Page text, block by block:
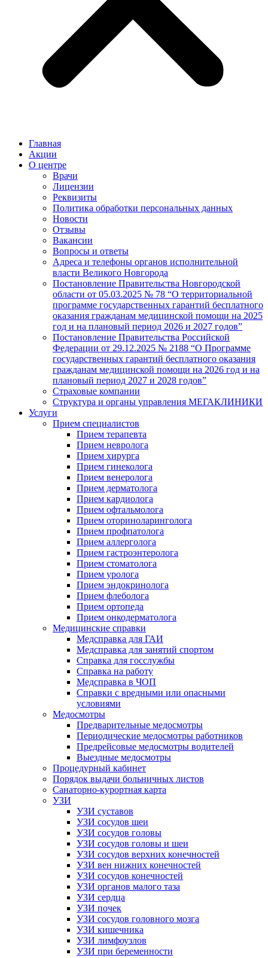
Главная
Акции
О центре
Врачи
Лицензии
Реквизиты
Политика обработки персональных данных
Новости
Отзывы
Вакансии
Вопросы и ответы
Адреса и телефоны органов исполнительной
власти Великого Новгорода
Постановление Правительства Новгородской
области от 05.03.2025 № 78 “О территориальной
программе государственных гарантий бесплатного
оказания гражданам медицинской помощи на 2025
год и на плановый период 2026 и 2027 годов”
Постановление Правительства Российской
Федерации от 29.12.2025 № 2188 “О Программе
государственных гарантий бесплатного оказания
гражданам медицинской помощи на 2026 год и на
плановый период 2027 и 2028 годов”
Страховые компании
Структура и органы управления МЕГАКЛИНИКИ
Услуги
Прием специалистов
Прием терапевта
Прием невролога
Прием хирурга
Прием гинеколога
Прием венеролога
Прием дерматолога
Прием кардиолога
Прием офтальмолога
Прием оториноларинголога
Прием профпатолога
Прием аллерголога
Прием гастроэнтеролога
Прием стоматолога
Прием уролога
Прием эндокринолога
Прием флеболога
Прием ортопеда
Прием онкодерматолога
Медицинские справки
Медсправка для ГАИ
Медсправка для занятий спортом
Справка для госслужбы
Справка на работу
Медсправка в ЧОП
Справки с вредными или опасными
условиями
Медосмотры
Предварительные медосмотры
Периодические медосмотры работников
Предрейсовые медосмотры водителей
Выездные медосмотры
Процедурный кабинет
Порядок выдачи больничных листов
Санаторно-курортная карта
УЗИ
УЗИ суставов
УЗИ сосудов шеи
УЗИ сосудов головы
УЗИ сосудов головы и шеи
УЗИ сосудов верхних конечностей
УЗИ вен нижних конечностей
УЗИ сосудов конечностей
УЗИ органов малого таза
УЗИ сердца
УЗИ почек
УЗИ сосудов головного мозга
УЗИ кишечника
УЗИ лимфоузлов
УЗИ при беременности